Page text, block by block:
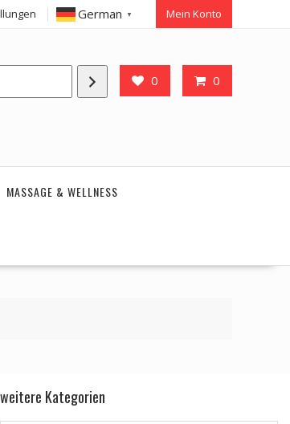
German ▼ Mein Konto
0 0
MASSAGE & WELLNESS
weitere Kategorien